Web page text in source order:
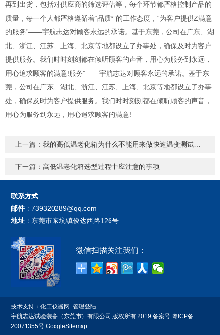
再到出货，包括对供应商的筛选评估等，每个环节都严格控制产品的
质量，每一个人都严格遵循着“品质*”的工作态度，“为客户提供Z满意
的服务”——宇航志达对顾客永远的承诺。基于东莞，公司在广东、湖
北、浙江、江苏、上海、北京等地都设立了办事处，确保及时为客户
提供服务。我们时时刻刻都在倾听顾客的声音，用心为服务到永远，
用心追求顾客的满意!服务”——宇航志达对顾客永远的承诺。基于东
莞，公司在广东、湖北、浙江、江苏、上海、北京等地都设立了办事
处，确保及时为客户提供服务。我们时时刻刻都在倾听顾客的声音，
用心为服务到永远，用心追求顾客的满意!
上一篇：我的高低温老化箱为什么不能用来做快速温变测试呢?
下一篇：高低温老化箱选型过程中应注意的事项
联系方式
邮件：739320289@qq.com
地址： 东莞市东坑镇俊达西路126号
微信扫描关注我们：
技术支持：化工仪器网
管理登陆
宇航志达试验装备（东莞市）有限公司 版权所有 2019 备案号:粤ICP备
20071355号 GoogleSitemap